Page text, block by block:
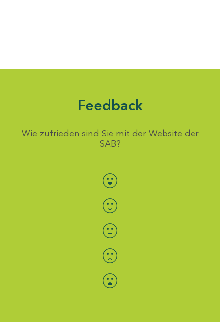
Feedback
Wie zufrieden sind Sie mit der Website der
SAB?
Bewertung auswählen